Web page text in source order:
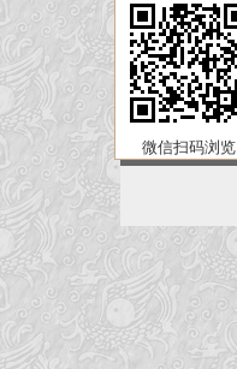
微信扫码浏览